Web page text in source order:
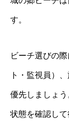
す。
ビーチ選びの
ト・監視員）
優先しましょ
状態を確認し